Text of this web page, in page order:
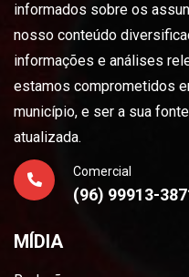
informados sobre os
nosso conteúdo
informações e análises
estamos comprometidos
município, e ser a sua
atualizada.
Comercial
(96) 99913-
MÍDIA